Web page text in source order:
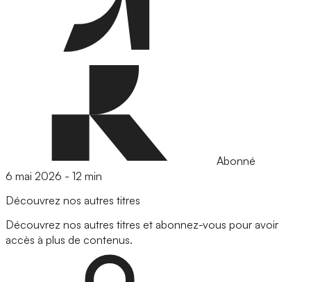
Abonné
6 mai 2026 - 12 min
Découvrez nos autres titres
Découvrez nos autres titres et abonnez-vous pour avoir
accès à plus de contenus.